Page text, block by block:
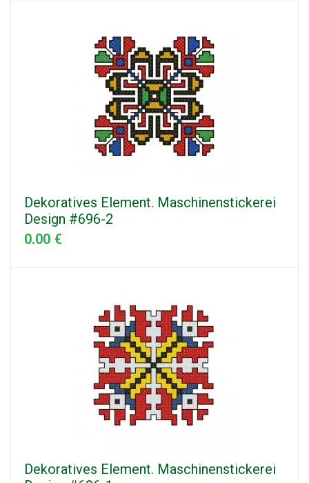
Dekoratives Element. Maschinenstickerei
Design #696-2
0.00 €
Dekoratives Element. Maschinenstickerei